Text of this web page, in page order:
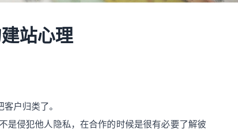
站心理
户归类了。
是侵犯他人隐私，在合作的时候是很有必要了解彼